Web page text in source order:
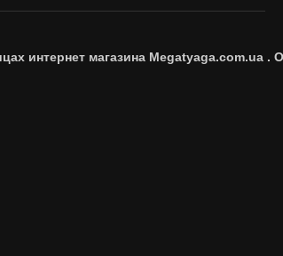
интернет магазина Megatyaga.com.ua